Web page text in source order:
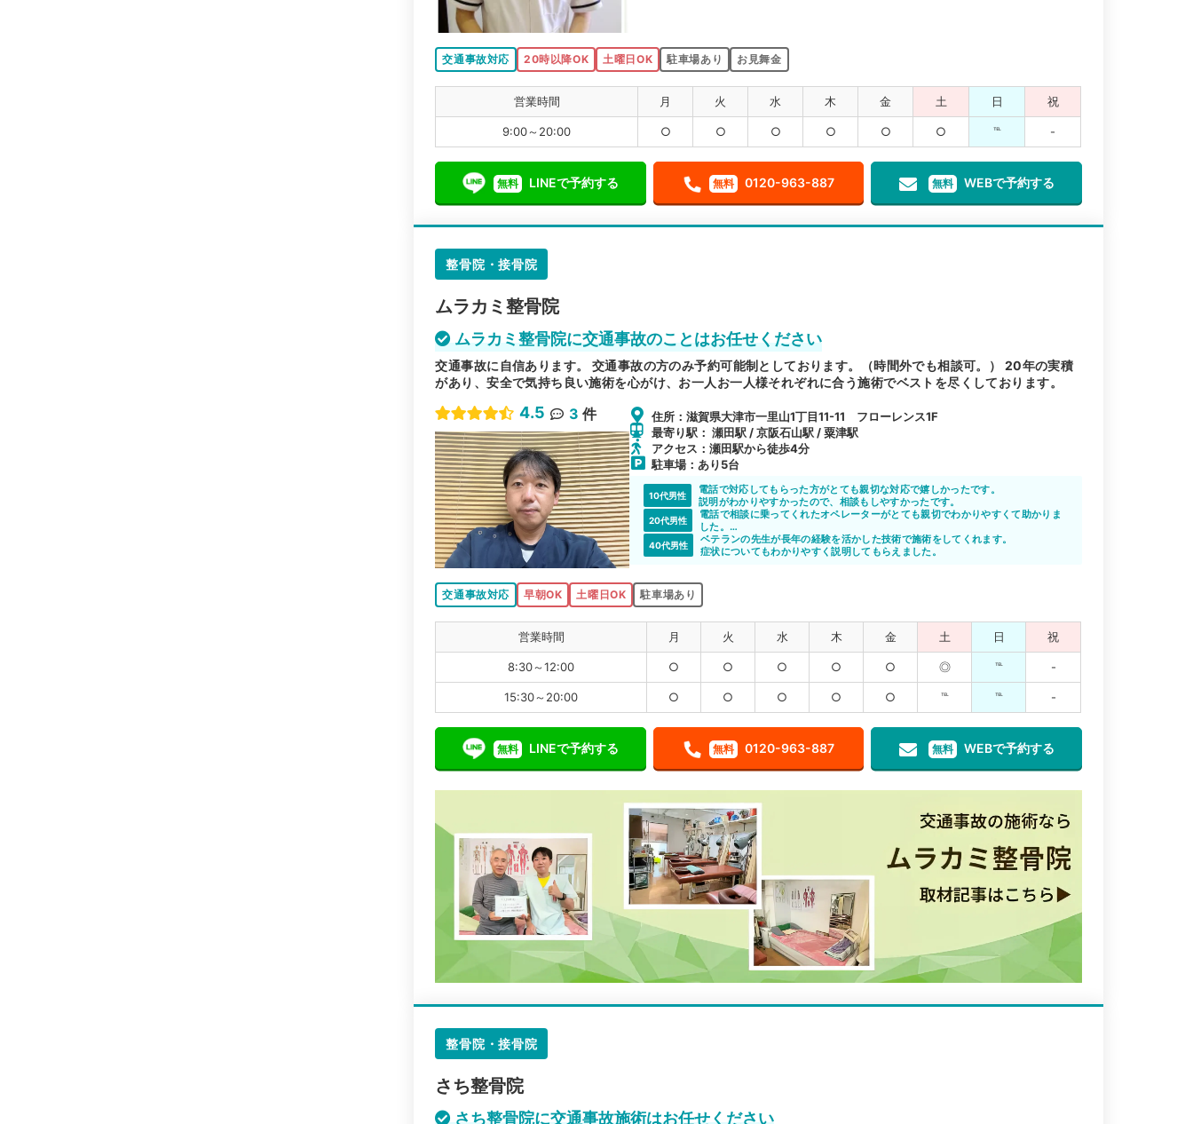
交通事故対応 20時以降OK 土曜日OK 駐車場あり お見舞金
営業時間 月 火 水 木 金 土 日 祝
9:00～20:00 ○ ○ ○ ○ ○ ○ ℡ -
無料 LINEで予約する 無料 0120-963-887 無料 WEBで予約する
整骨院・接骨院
ムラカミ整骨院
ムラカミ整骨院に交通事故のことはお任せください
交通事故に自信あります。 交通事故の方のみ予約可能制としております。（時間外でも相談可。） 20年の実積
があり、安全で気持ち良い施術を心がけ、お一人お一人様それぞれに合う施術でベストを尽くしております。
4.5 3 件
住所：滋賀県大津市一里山1丁目11-11 フローレンス1F
最寄り駅： 瀬田駅 / 京阪石山駅 / 粟津駅
アクセス：瀬田駅から徒歩4分
駐車場：あり5台
10代男性
電話で対応してもらった方がとても親切な対応で嬉しかったです。
説明がわかりやすかったので、相談もしやすかったです。
20代男性
電話で相談に乗ってくれたオペレーターがとても親切でわかりやすくて助かりま
した。
どんなところに、どのように通院すればよいのか教えてもらえたので安心できま
した。
40代男性
ベテランの先生が長年の経験を活かした技術で施術をしてくれます。
症状についてもわかりやすく説明してもらえました。
交通事故対応 早朝OK 土曜日OK 駐車場あり
営業時間 月 火 水 木 金 土 日 祝
8:30～12:00 ○ ○ ○ ○ ○ ◎ ℡ -
15:30～20:00 ○ ○ ○ ○ ○ ℡ ℡ -
無料 LINEで予約する 無料 0120-963-887 無料 WEBで予約する
整骨院・接骨院
さち整骨院
さち整骨院に交通事故施術はお任せください